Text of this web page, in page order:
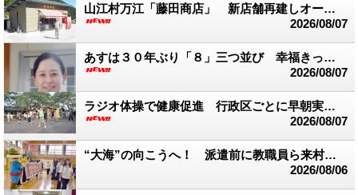
山江村万江「藤田商店」 新店舗再建しオープン
2026/08/07
あすは３０年ぶり「８」三つ並び 幸福きっぷを販売
2026/08/07
ラジオ体操で健康促進 行政区ごとに早朝実践 多良木町
2026/08/07
“大海”の向こうへ！ 派遣前に教職員ら来村 台湾交流スタート
2026/08/06